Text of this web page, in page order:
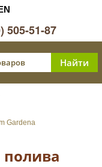
505-51-87
Gardena